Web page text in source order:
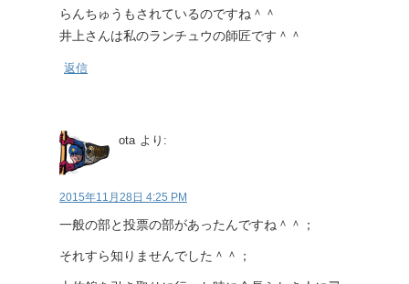
らんちゅうもされているのですね＾＾
井上さんは私のランチュウの師匠です＾＾
返信
ota より:
2015年11月28日 4:25 PM
一般の部と投票の部があったんですね＾＾；
それすら知りませんでした＾＾；